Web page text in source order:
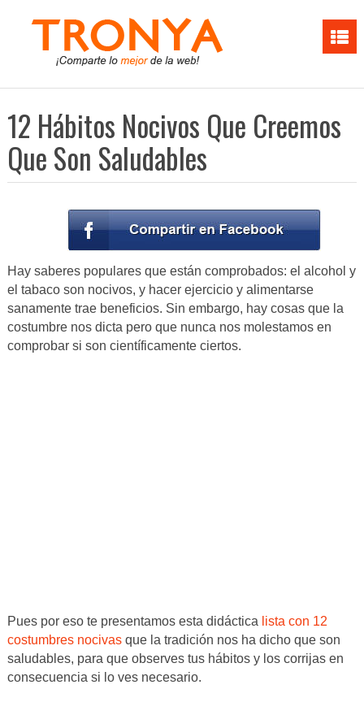
12 Hábitos Nocivos Que Creemos
Que Son Saludables
Hay saberes populares que están comprobados: el alcohol y
el tabaco son nocivos, y hacer ejercicio y alimentarse
sanamente trae beneficios. Sin embargo, hay cosas que la
costumbre nos dicta pero que nunca nos molestamos en
comprobar si son científicamente ciertos.
Pues por eso te presentamos esta didáctica lista con 12
costumbres nocivasque la tradición nos ha dicho que son
saludables, para que observes tus hábitos y los corrijas en
consecuencia si lo ves necesario.